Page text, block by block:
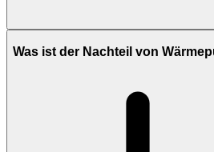
Was ist der Nachteil von